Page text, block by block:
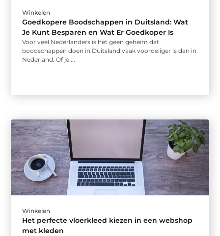
Winkelen
Goedkopere Boodschappen in Duitsland: Wat
Je Kunt Besparen en Wat Er Goedkoper Is
Voor veel Nederlanders is het geen geheim dat
boodschappen doen in Duitsland vaak voordeliger is dan in
Nederland. Of je ...
Winkelen
Het perfecte vloerkleed kiezen in een webshop
met kleden